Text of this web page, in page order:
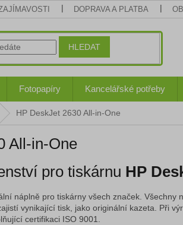
DOPRAVA A PLATBA
HLEDAT
Fotopapíry Kancelářské potřeby
HP DeskJet 2630 All-in-One
All-in-One
pro tiskárnu HP
náplně pro tiskárny všech značek.
vynikající tisk, jako originální kazeta. Při
certifikaci ISO 9001.